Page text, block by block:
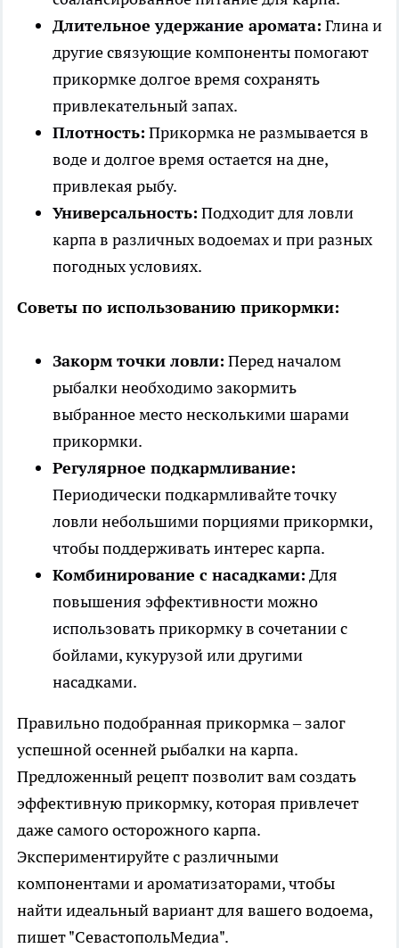
Длительное удержание аромата: Глина и
другие связующие компоненты помогают
прикормке долгое время сохранять
привлекательный запах.
Плотность: Прикормка не размывается в
воде и долгое время остается на дне,
привлекая рыбу.
Универсальность: Подходит для ловли
карпа в различных водоемах и при разных
погодных условиях.
Советы по использованию прикормки:
Закорм точки ловли: Перед началом
рыбалки необходимо закормить
выбранное место несколькими шарами
прикормки.
Регулярное подкармливание:
Периодически подкармливайте точку
ловли небольшими порциями прикормки,
чтобы поддерживать интерес карпа.
Комбинирование с насадками: Для
повышения эффективности можно
использовать прикормку в сочетании с
бойлами, кукурузой или другими
насадками.
Правильно подобранная прикормка – залог
успешной осенней рыбалки на карпа.
Предложенный рецепт позволит вам создать
эффективную прикормку, которая привлечет
даже самого осторожного карпа.
Экспериментируйте с различными
компонентами и ароматизаторами, чтобы
найти идеальный вариант для вашего водоема,
пишет "СевастопольМедиа".